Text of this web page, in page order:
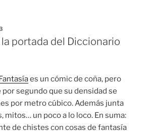
póster
(I)»
portada del Diccionario
es un cómic de coña, pero
segundo que su densidad se
por metro cúbico. Además junta
mitos… un poco a lo loco. En suma:
de chistes con cosas de fantasía